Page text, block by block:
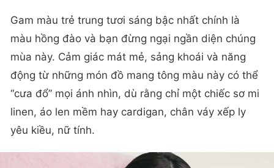
Gam màu trẻ trung tươi sáng bậc nhất chính là
màu hồng đào và bạn đừng ngại ngần diện chúng
mùa này. Cảm giác mát mẻ, sảng khoái và năng
động từ những món đồ mang tông màu này có thể
“cưa đổ” mọi ánh nhìn, dù rằng chỉ một chiếc sơ mi
linen, áo len mềm hay cardigan, chân váy xếp ly
yêu kiều, nữ tính.